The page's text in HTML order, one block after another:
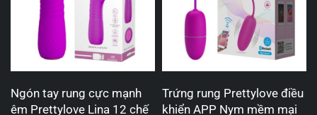
Ngón tay rung cực mạnh
êm Prettylove Lina 12 chế
Trứng rung Prettylove điều
khiển APP Nym mềm mại